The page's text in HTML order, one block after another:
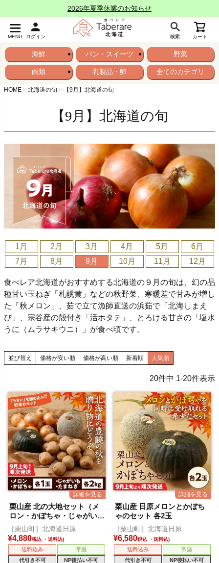
2026年夏季休業のお知らせ
MENU ログイン 検索 カート
海鮮 パン・スイーツ 野菜
肉類 乳製品・卵 全てのカテゴリ
HOME 北海道の旬 【9月】北海道の旬
【9月】北海道の旬
1月 2月 3月 4月 5月
6月
7月
8月 9月 10月 11月 12月
食べレア北海道がおすすめする北海道の９月の旬は、幻の品
種甘い玉ねぎ「札幌黄」などの秋野菜、寒暖差で甘みが増し
た「秋メロン」、茹で立て漁師直送の浜茹で「北海しまえ
び」、宗谷産の殻付き「活ホタテ」、とろける甘さの「塩水
うに（ムラサキウニ）」が食べ頃です。
並び替え 価格が安い順 価格が高い順 新着順 人気順
20件中 1-20件表示
栗山産 北の大地セット（メ
ロン・かぼちゃ・じゃがい
も・玉ねぎ）
［栗山町］北海道日原
¥4,880税込
送料込み
常温
代引き不可
NP後払い不可
栗山産 日原メロンとかぼち
ゃのセット 各2玉
［栗山町］北海道日原
¥6,580税込
送料込み
常温
代引き不可
NP後払い不可